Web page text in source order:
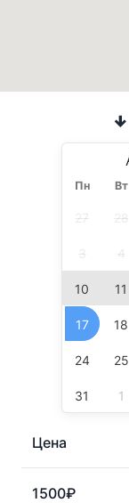
Пн Вт
27 28
3 4
10 11
17 18
24 25
31 1
Цена
1500₽